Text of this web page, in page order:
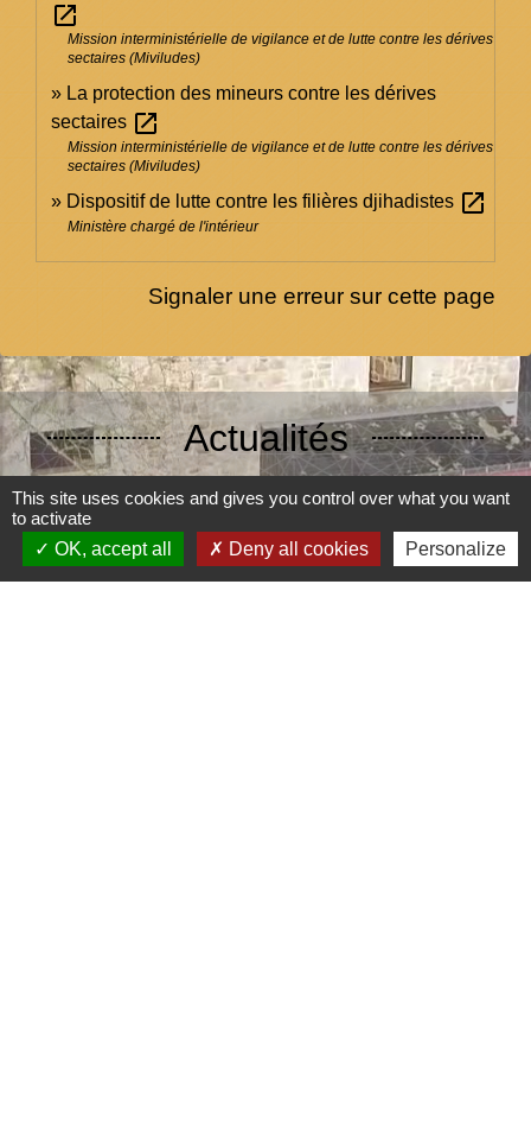
open_in_new
Mission interministérielle de vigilance et de lutte contre les dérives
sectaires (Miviludes)
La protection des mineurs contre les dérives
sectaires open_in_new
Mission interministérielle de vigilance et de lutte contre les dérives
sectaires (Miviludes)
Dispositif de lutte contre les filières djihadistes open_in_new
Ministère chargé de l'intérieur
Signaler une erreur sur cette page
Actualités
This site uses cookies and gives you control over what you want
to activate
OK, accept all
Deny all cookies Personalize